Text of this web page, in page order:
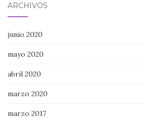
ARCHIVOS
junio 2020
mayo 2020
abril 2020
marzo 2020
marzo 2017